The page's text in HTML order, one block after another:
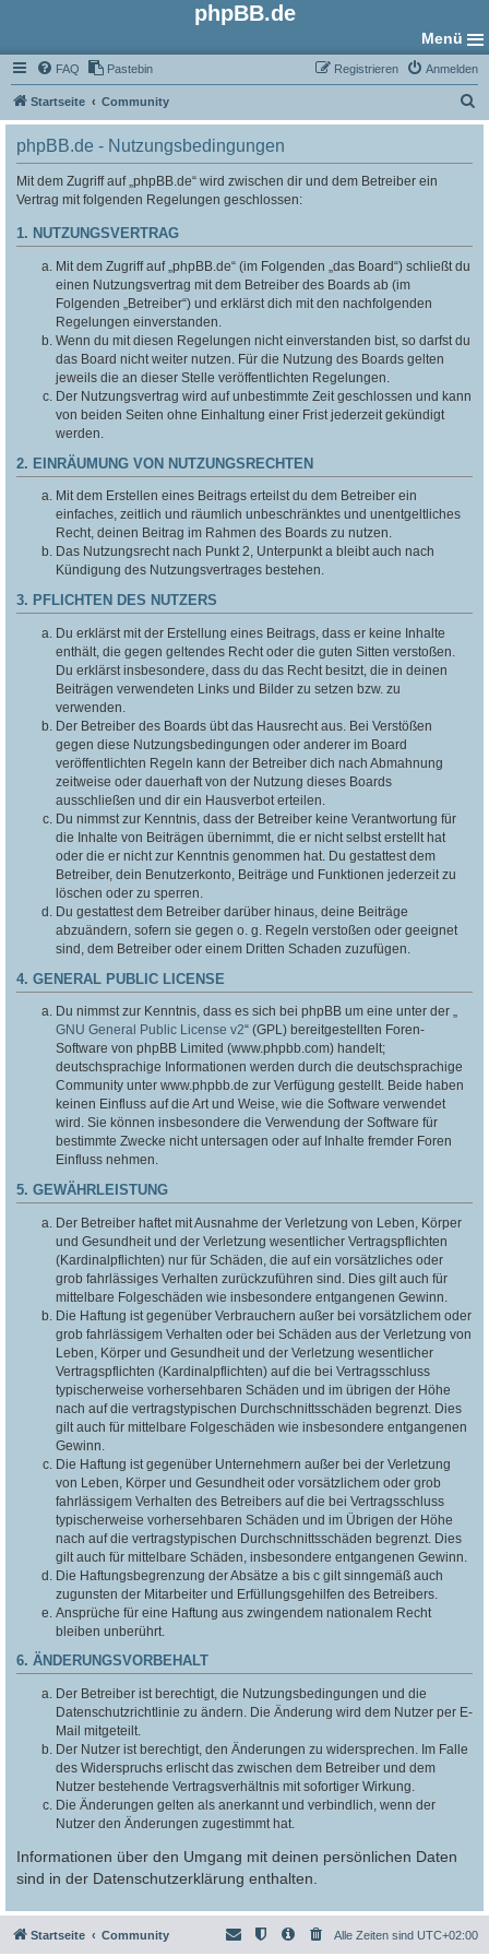
phpBB.de
Menü
FAQ Pastebin Anmelden
Registrieren
Startseite Community
u
phpBB.de - Nutzungsbedingungen
Mit dem Zugriff auf „phpBB.de“ wird zwischen dir und dem Betreiber ein
Vertrag mit folgenden Regelungen geschlossen:
1. NUTZUNGSVERTRAG
Mit dem Zugriff auf „phpBB.de“ (im Folgenden „das Board“) schließt du
einen Nutzungsvertrag mit dem Betreiber des Boards ab (im
Folgenden „Betreiber“) und erklärst dich mit den nachfolgenden
Regelungen einverstanden.
Wenn du mit diesen Regelungen nicht einverstanden bist, so darfst du
das Board nicht weiter nutzen. Für die Nutzung des Boards gelten
jeweils die an dieser Stelle veröffentlichten Regelungen.
Der Nutzungsvertrag wird auf unbestimmte Zeit geschlossen und kann
von beiden Seiten ohne Einhaltung einer Frist jederzeit gekündigt
werden.
2. EINRÄUMUNG VON NUTZUNGSRECHTEN
Mit dem Erstellen eines Beitrags erteilst du dem Betreiber ein
einfaches, zeitlich und räumlich unbeschränktes und unentgeltliches
Recht, deinen Beitrag im Rahmen des Boards zu nutzen.
Das Nutzungsrecht nach Punkt 2, Unterpunkt a bleibt auch nach
Kündigung des Nutzungsvertrages bestehen.
3. PFLICHTEN DES NUTZERS
Du erklärst mit der Erstellung eines Beitrags, dass er keine Inhalte
enthält, die gegen geltendes Recht oder die guten Sitten verstoßen.
Du erklärst insbesondere, dass du das Recht besitzt, die in deinen
Beiträgen verwendeten Links und Bilder zu setzen bzw. zu
verwenden.
Der Betreiber des Boards übt das Hausrecht aus. Bei Verstößen
gegen diese Nutzungsbedingungen oder anderer im Board
veröffentlichten Regeln kann der Betreiber dich nach Abmahnung
zeitweise oder dauerhaft von der Nutzung dieses Boards
ausschließen und dir ein Hausverbot erteilen.
Du nimmst zur Kenntnis, dass der Betreiber keine Verantwortung für
die Inhalte von Beiträgen übernimmt, die er nicht selbst erstellt hat
oder die er nicht zur Kenntnis genommen hat. Du gestattest dem
Betreiber, dein Benutzerkonto, Beiträge und Funktionen jederzeit zu
löschen oder zu sperren.
Du gestattest dem Betreiber darüber hinaus, deine Beiträge
abzuändern, sofern sie gegen o. g. Regeln verstoßen oder geeignet
sind, dem Betreiber oder einem Dritten Schaden zuzufügen.
4. GENERAL PUBLIC LICENSE
Du nimmst zur Kenntnis, dass es sich bei phpBB um eine unter der „
GNU General Public License v2“ (GPL) bereitgestellten Foren-
Software von phpBB Limited (www.phpbb.com) handelt;
deutschsprachige Informationen werden durch die deutschsprachige
Community unter www.phpbb.de zur Verfügung gestellt. Beide haben
keinen Einfluss auf die Art und Weise, wie die Software verwendet
wird. Sie können insbesondere die Verwendung der Software für
bestimmte Zwecke nicht untersagen oder auf Inhalte fremder Foren
Einfluss nehmen.
5. GEWÄHRLEISTUNG
Der Betreiber haftet mit Ausnahme der Verletzung von Leben, Körper
und Gesundheit und der Verletzung wesentlicher Vertragspflichten
(Kardinalpflichten) nur für Schäden, die auf ein vorsätzliches oder
grob fahrlässiges Verhalten zurückzuführen sind. Dies gilt auch für
mittelbare Folgeschäden wie insbesondere entgangenen Gewinn.
Die Haftung ist gegenüber Verbrauchern außer bei vorsätzlichem oder
grob fahrlässigem Verhalten oder bei Schäden aus der Verletzung von
Leben, Körper und Gesundheit und der Verletzung wesentlicher
Vertragspflichten (Kardinalpflichten) auf die bei Vertragsschluss
typischerweise vorhersehbaren Schäden und im übrigen der Höhe
nach auf die vertragstypischen Durchschnittsschäden begrenzt. Dies
gilt auch für mittelbare Folgeschäden wie insbesondere entgangenen
Gewinn.
Die Haftung ist gegenüber Unternehmern außer bei der Verletzung
von Leben, Körper und Gesundheit oder vorsätzlichem oder grob
fahrlässigem Verhalten des Betreibers auf die bei Vertragsschluss
typischerweise vorhersehbaren Schäden und im Übrigen der Höhe
nach auf die vertragstypischen Durchschnittsschäden begrenzt. Dies
gilt auch für mittelbare Schäden, insbesondere entgangenen Gewinn.
Die Haftungsbegrenzung der Absätze a bis c gilt sinngemäß auch
zugunsten der Mitarbeiter und Erfüllungsgehilfen des Betreibers.
Ansprüche für eine Haftung aus zwingendem nationalem Recht
bleiben unberührt.
6. ÄNDERUNGSVORBEHALT
Der Betreiber ist berechtigt, die Nutzungsbedingungen und die
Datenschutzrichtlinie zu ändern. Die Änderung wird dem Nutzer per E-
Mail mitgeteilt.
Der Nutzer ist berechtigt, den Änderungen zu widersprechen. Im Falle
des Widerspruchs erlischt das zwischen dem Betreiber und dem
Nutzer bestehende Vertragsverhältnis mit sofortiger Wirkung.
Die Änderungen gelten als anerkannt und verbindlich, wenn der
Nutzer den Änderungen zugestimmt hat.
Informationen über den Umgang mit deinen persönlichen Daten
sind in der Datenschutzerklärung enthalten.
Startseite Community Alle Zeiten sind UTC+02:00